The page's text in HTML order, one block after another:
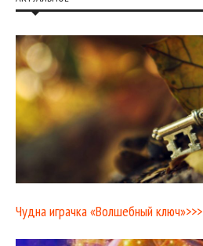
Чудна играчка «Волшебный ключ»>>>